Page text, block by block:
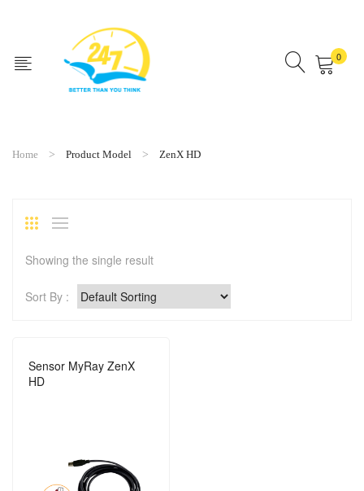
0
Home Product Model ZenX HD
Showing the single result
Sort By :
Sensor MyRay ZenX
HD